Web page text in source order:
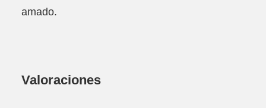
amado.
Valoraciones